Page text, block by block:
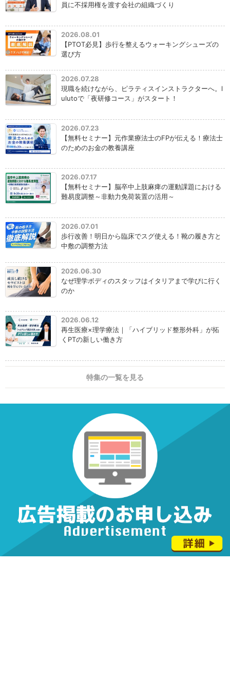
員に不採用権を渡す会社の組織づくり
2026.08.01
【PTOT必見】歩行を整えるウォーキングシューズの
選び方
2026.07.28
現職を続けながら、ピラティスインストラクターへ。l
ulutoで「夜研修コース」がスタート！
2026.07.23
【無料セミナー】元作業療法士のFPが伝える！療法士
のためのお金の教養講座
2026.07.17
【無料セミナー】脳卒中上肢麻痺の運動課題における
難易度調整～非動力免荷装置の活用～
2026.07.01
歩行改善！明日から臨床でスグ使える！靴の履き方と
中敷の調整方法
2026.06.30
なぜ理学ボディのスタッフはイタリアまで学びに行く
のか
2026.06.12
再生医療×理学療法｜「ハイブリッド整形外科」が拓
くPTの新しい働き方
特集の一覧を見る